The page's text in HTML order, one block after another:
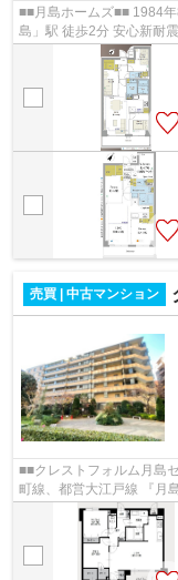
■■月島ホームズ■■ 1984年8月完成 都営大江戸線、東京メトロ有楽町線「月
島」駅 徒歩2分 安心新耐震基準 エレベーター:有 オートロック: 有 宅配ＢＯ
Ｘ:有
売買 | 中古マンション
■■クレストフォルム月島セントラルコート
町線、都営大江戸線 『月
徒歩12分 ◆オートロ